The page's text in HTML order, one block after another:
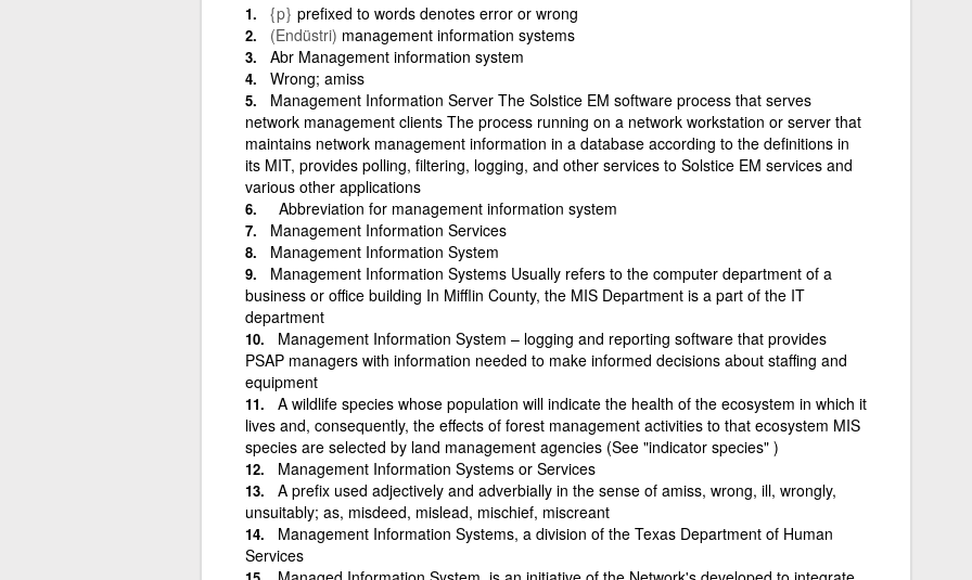
{p} prefixed to words denotes error or wrong
(Endüstri) management information systems
Abr Management information system
Wrong; amiss
Management Information Server The Solstice EM software process that serves
network management clients The process running on a network workstation or server that
maintains network management information in a database according to the definitions in
its MIT, provides polling, filtering, logging, and other services to Solstice EM services and
various other applications
Abbreviation for management information system
Management Information Services
Management Information System
Management Information Systems Usually refers to the computer department of a
business or office building In Mifflin County, the MIS Department is a part of the IT
department
Management Information System – logging and reporting software that provides
PSAP managers with information needed to make informed decisions about staffing and
equipment
A wildlife species whose population will indicate the health of the ecosystem in which it
lives and, consequently, the effects of forest management activities to that ecosystem MIS
species are selected by land management agencies (See "indicator species" )
Management Information Systems or Services
A prefix used adjectively and adverbially in the sense of amiss, wrong, ill, wrongly,
unsuitably; as, misdeed, mislead, mischief, miscreant
Management Information Systems, a division of the Texas Department of Human
Services